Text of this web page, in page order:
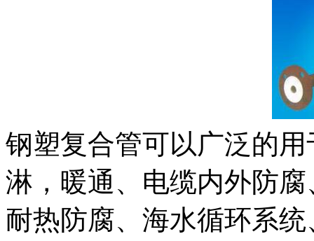
钢塑复合管可以广泛的
淋，暖通、电缆内外防
耐热防腐、海水循环系